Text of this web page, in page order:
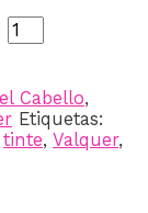
Cabello,
Etiquetas:
tinte, Valquer,